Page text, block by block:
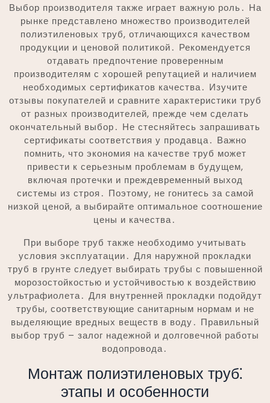
Выбор производителя также играет важную роль․ На
рынке представлено множество производителей
полиэтиленовых труб, отличающихся качеством
продукции и ценовой политикой․ Рекомендуется
отдавать предпочтение проверенным
производителям с хорошей репутацией и наличием
необходимых сертификатов качества․ Изучите
отзывы покупателей и сравните характеристики труб
от разных производителей, прежде чем сделать
окончательный выбор․ Не стесняйтесь запрашивать
сертификаты соответствия у продавца․ Важно
помнить, что экономия на качестве труб может
привести к серьезным проблемам в будущем,
включая протечки и преждевременный выход
системы из строя․ Поэтому, не гонитесь за самой
низкой ценой, а выбирайте оптимальное соотношение
цены и качества․
При выборе труб также необходимо учитывать
условия эксплуатации․ Для наружной прокладки
труб в грунте следует выбирать трубы с повышенной
морозостойкостью и устойчивостью к воздействию
ультрафиолета․ Для внутренней прокладки подойдут
трубы, соответствующие санитарным нормам и не
выделяющие вредных веществ в воду․ Правильный
выбор труб – залог надежной и долговечной работы
водопровода․
Монтаж полиэтиленовых труб⁚
этапы и особенности